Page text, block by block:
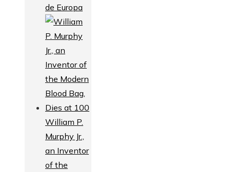
de Europa
William P.
Murphy Jr.,
an Inventor
of the